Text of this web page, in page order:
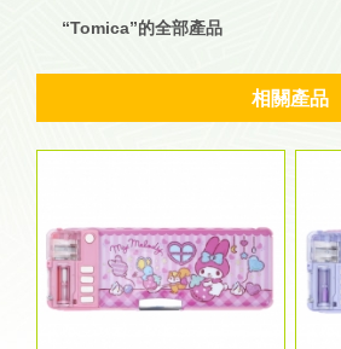
“Tomica”的全部產品
相關產品